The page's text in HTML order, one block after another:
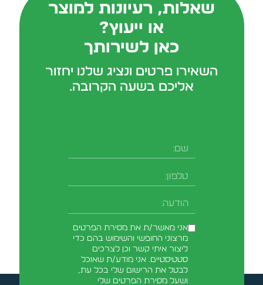
שאלות, רעיונות למוצר
או ייעוץ?
כאן לשירותך
השאירו פרטים ונציג שלנו יחזור
אליכם בשעה הקרובה.
אני מאשר/ת את מסירת הפרטים
מרצוני החופשי והשימוש בהם כדי
ליצור איתי קשר וכן לצרכים
סטטיסטיים. אני מודע/ת שאוכל
לבטל את הרישום שלי בכל עת,
ושעל מסירת הפרטים שלי